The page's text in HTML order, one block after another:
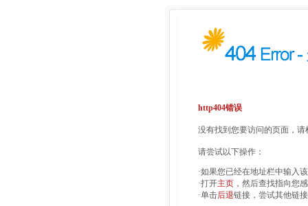
http404错误
没有找到您要访问的页面，
请尝试以下操作：
·如果您已经在地址栏中输入
·打开主页 ，然后查找指向您
·单击后退链接，尝试其他链